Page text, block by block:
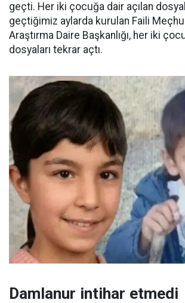
geçti. Her iki çocuğa dair açılan
geçtiğimiz aylarda kurulan Faili
Araştırma Daire Başkanlığı, her iki
dosyaları tekrar açtı.
Damlanur intihar etmedi